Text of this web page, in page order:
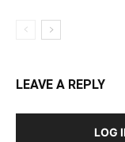
LEAVE A REPLY
LOG